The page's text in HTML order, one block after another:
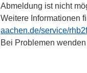
Abmeldung ist nicht
Weitere Informationen
aachen.de/service/
Bei Problemen